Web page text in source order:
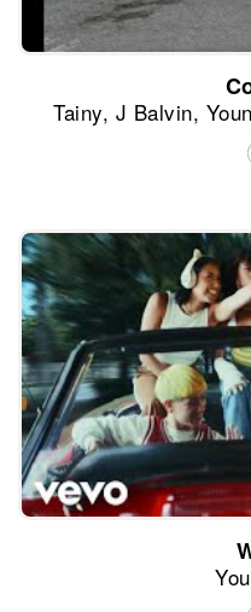
Tainy, J Balvin,